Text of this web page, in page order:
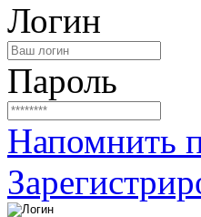
Логин
Пароль
Напомнить